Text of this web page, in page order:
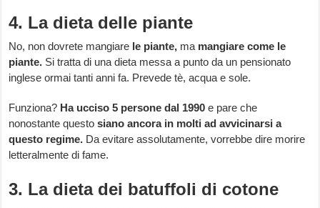
4. La dieta delle piante
No, non dovrete mangiare le piante, ma mangiare come le
piante. Si tratta di una dieta messa a punto da un pensionato
inglese ormai tanti anni fa. Prevede tè, acqua e sole.
Funziona? Ha ucciso 5 persone dal 1990e pare che
nonostante questosiano ancora in molti ad avvicinarsi a
questo regime. Da evitare assolutamente, vorrebbe dire morire
letteralmente di fame.
3. La dieta dei batuffoli di cotone